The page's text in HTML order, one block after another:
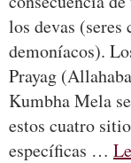
los devas (seres
demoníacos).
Prayag
Kumbha Mela
estos cuatro
específicas …